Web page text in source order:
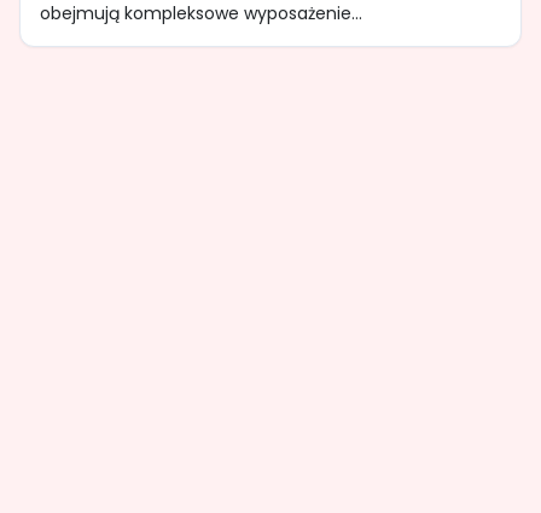
obejmują kompleksowe wyposażenie...